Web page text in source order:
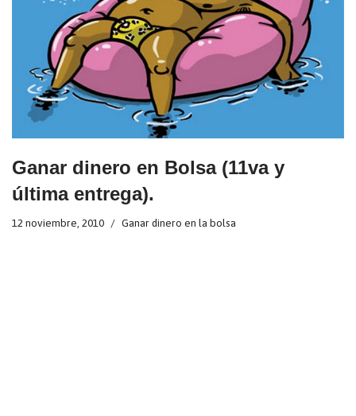
Ganar dinero en Bolsa (11va y
última entrega).
12 noviembre, 2010 Ganar dinero en la bolsa